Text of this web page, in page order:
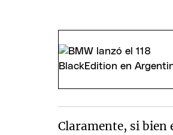
Claramente, si bien